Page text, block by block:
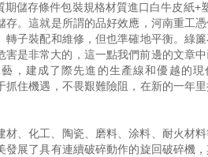
儲存條件包裝規格材質進口白牛皮紙+
。這就是所謂的品好效應，河南重工
子裝配和維修，但也準確地平衡。綠
是非常大的，這一點我們前邊的文章
，建成了際先進的生產線和優越的
住機遇，不畏艱難險阻，在新的一年
、化工、陶瓷、磨料、涂料、耐火材
展了具有連續破碎動作的旋回破碎機